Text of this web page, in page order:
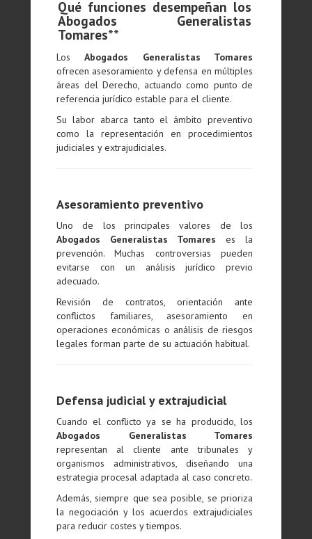
Qué funciones desempeñan los
Abogados Generalistas
Tomares**
LosAbogados Generalistas Tomares
ofrecen asesoramiento y defensa en múltiples
áreas del Derecho, actuando como punto de
referencia jurídico estable para el cliente.
Su labor abarca tanto el ámbito preventivo
como la representación en procedimientos
judiciales y extrajudiciales.
Asesoramiento preventivo
Uno de los principales valores de los
Abogados Generalistas Tomares es la
prevención. Muchas controversias pueden
evitarse con un análisis jurídico previo
adecuado.
Revisión de contratos, orientación ante
conflictos familiares, asesoramiento en
operaciones económicas o análisis de riesgos
legales forman parte de su actuación habitual.
Defensa judicial y extrajudicial
Cuando el conflicto ya se ha producido, los
Abogados Generalistas Tomares
representan al cliente ante tribunales y
organismos administrativos, diseñando una
estrategia procesal adaptada al caso concreto.
Además, siempre que sea posible, se prioriza
la negociación y los acuerdos extrajudiciales
para reducir costes y tiempos.